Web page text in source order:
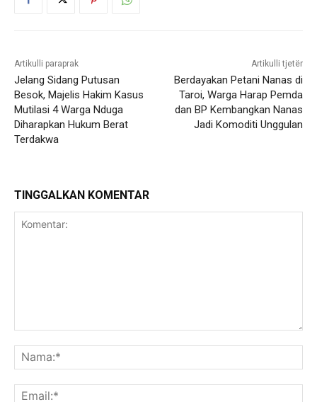
Artikulli paraprak
Jelang Sidang Putusan
Besok, Majelis Hakim Kasus
Mutilasi 4 Warga Nduga
Diharapkan Hukum Berat
Terdakwa
Artikulli tjetër
Berdayakan Petani Nanas di
Taroi, Warga Harap Pemda
dan BP Kembangkan Nanas
Jadi Komoditi Unggulan
TINGGALKAN KOMENTAR